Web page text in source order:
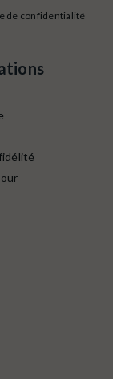
de confidentialité